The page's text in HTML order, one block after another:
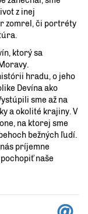
z inej
zomrel, či portréty
ktorý sa
hradu, o jeho
Devína ako
sme až na
a okolité krajiny. V
na ktorej sme
bežných ľudí.
príjemne
naše